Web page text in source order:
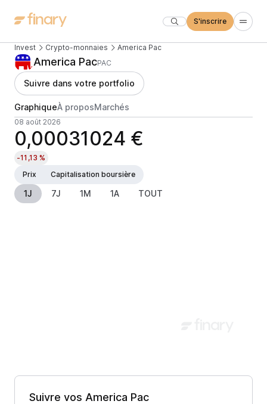
S'inscrire
Invest Crypto-monnaies America Pac
America PacPAC
Suivre dans votre portfolio
GraphiqueÀ proposMarchés
08 août 2026
0,00031024 €
-11,13 %
Prix
Capitalisation boursière
1J 7J 1M 1A TOUT
Suivre vos America Pac